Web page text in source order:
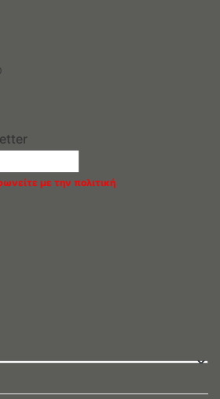
με την πολιτική